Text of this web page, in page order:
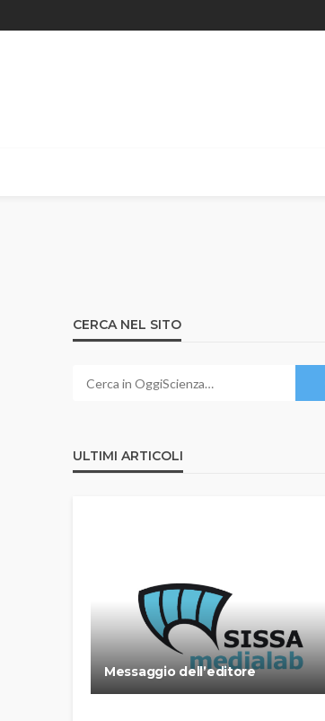
CERCA NEL SITO
ULTIMI ARTICOLI
Messaggio dell’editore